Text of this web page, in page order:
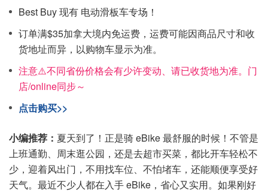
Best Buy 现有 电动滑板车专场！
订单满$35加拿大境内免运费，运费可能因商品尺寸和收
货地址而异，以购物车显示为准。
注意⚠️不同省份价格会有少许变动、请已收货地为准。门
店/online同步～
点击购买>>
小编推荐： 夏天到了！正是骑 eBike 最舒服的时候！不管是
上班通勤、周末逛公园，还是去超市买菜，都比开车轻松不
少，迎着风出门，不用找车位、不怕堵车，还能顺便享受好
天气。最近不少人都在入手 eBike，省心又实用。如果刚好